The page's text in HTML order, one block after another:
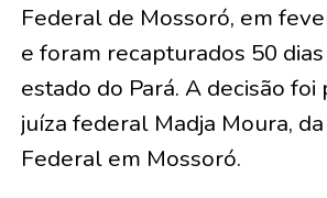
Federal de Mossoró, em
e foram recapturados 50
estado do Pará. A decisão
juíza federal Madja Moura, da
Federal em Mossoró.